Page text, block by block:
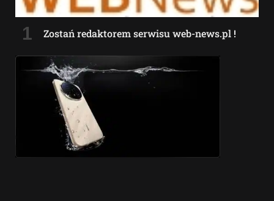
Zostań redaktorem serwisu web-news.pl !